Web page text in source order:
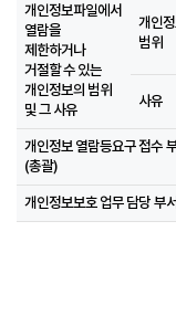
개인정보파일에서
열람을
제한하거나
거절할 수 있는
개인정보의 범위
및 그 사유
개인
범위
사유
개인정보 열람등요구 접수
(총괄)
개인정보보호 업무 담당 부